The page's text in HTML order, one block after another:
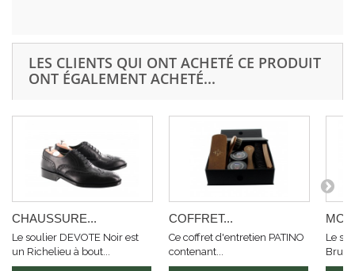
LES CLIENTS QUI ONT ACHETÉ CE PRODUIT
ONT ÉGALEMENT ACHETÉ...
CHAUSSURE...
Le soulier DEVOTE Noir est
un Richelieu à bout...
COFFRET...
Ce coffret d'entretien PATINO
contenant...
Le
Brun